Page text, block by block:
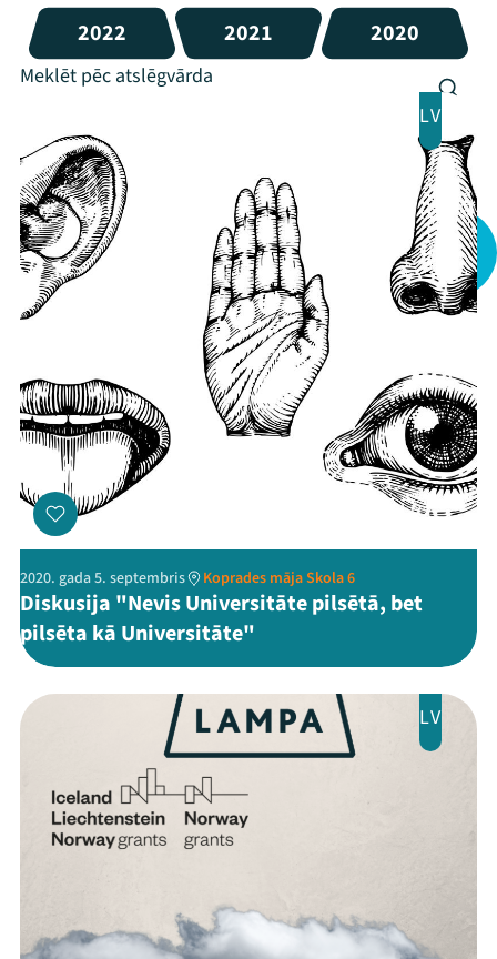
Mana programma
Festivāls
Viņi bija LAMPĀ 2026
Jaunumi
Veikals
Kontakti
2022 2021 2020
LV
2020. gada 5. septembris Koprades māja Skola 6
Diskusija "Nevis Universitāte pilsētā, bet
pilsēta kā Universitāte"
LV